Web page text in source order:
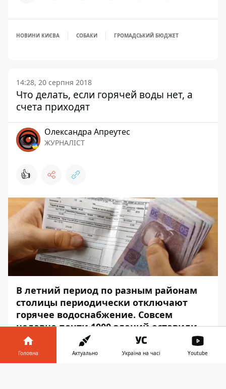
НОВИНИ КИЄВА СОБАКИ ГРОМАДСЬКИЙ БЮДЖЕТ
14:28, 20 серпня 2018
Что делать, если горячей воды нет, а
счета приходят
Олександра Апреутес
ЖУРНАЛІСТ
👍
В летний период по разным районам
столицы периодически отключают
горячее водоснабжение. Совсем
недавнопочти 1000 зданий оставили
без горячей воды
практически на
месяц.
Головна Актуально Україна на часі Youtube